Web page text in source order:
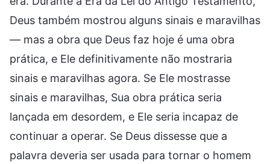
Deus também mostrou alguns sinais e maravilhas
— mas a obra que Deus faz hoje é uma obra
prática, e Ele definitivamente não mostraria
sinais e maravilhas agora. Se Ele mostrasse
sinais e maravilhas, Sua obra prática seria
lançada em desordem, e Ele seria incapaz de
continuar a operar. Se Deus dissesse que a
palavra deveria ser usada para tornar o homem